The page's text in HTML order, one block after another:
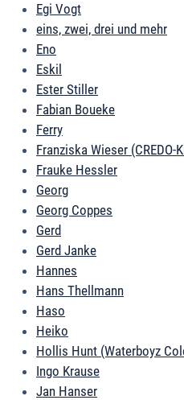
Egi Vogt
eins, zwei, drei und mehr
Eno
Eskil
Ester Stiller
Fabian Boueke
Ferry
Franziska Wieser (CREDO-
Frauke Hessler
Georg
Georg Coppes
Gerd
Gerd Janke
Hannes
Hans Thellmann
Haso
Heiko
Hollis Hunt (Waterboyz
Ingo Krause
Jan Hanser